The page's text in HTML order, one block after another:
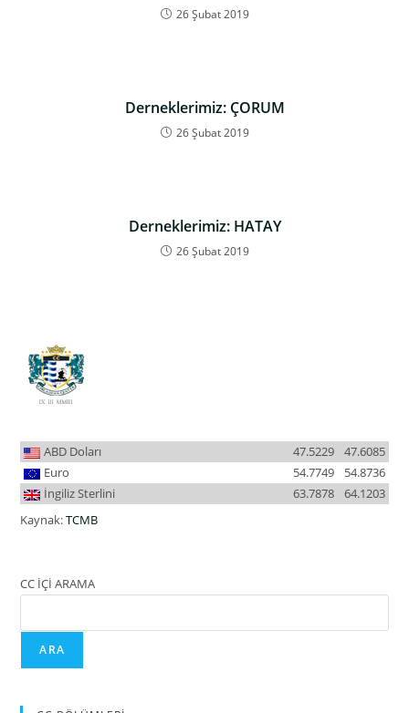
26 Şubat 2019
Derneklerimiz: ÇORUM
26 Şubat 2019
Derneklerimiz: HATAY
26 Şubat 2019
ABD Doları 47.6085
47.5229
Euro
54.8736
54.7749
İngiliz Sterlini
64.1203
63.7878
Kaynak:TCMB
CC İÇİ ARAMA
ARA